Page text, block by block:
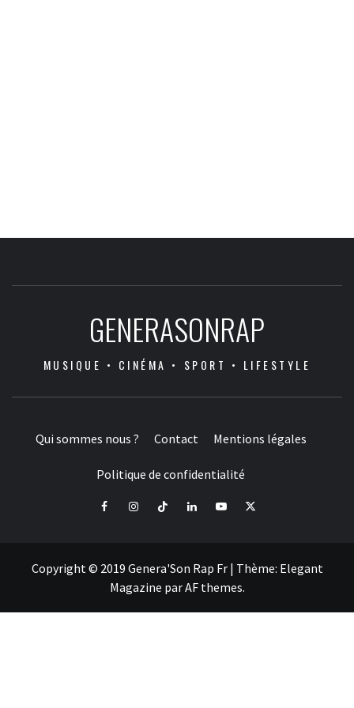
GENERASONRAP
MUSIQUE • CINÉMA • SPORT • LIFESTYLE
Qui sommes nous ? Contact Mentions légales
Politique de confidentialité
FacebookInstagramTiktok LinkedInYoutube
X
Copyright © 2019 Genera'Son Rap Fr | Thème: Elegant
Magazine parAF themes.